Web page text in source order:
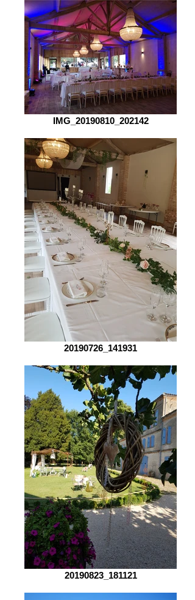
IMG_20190810_202142
20190726_141931
20190823_181121